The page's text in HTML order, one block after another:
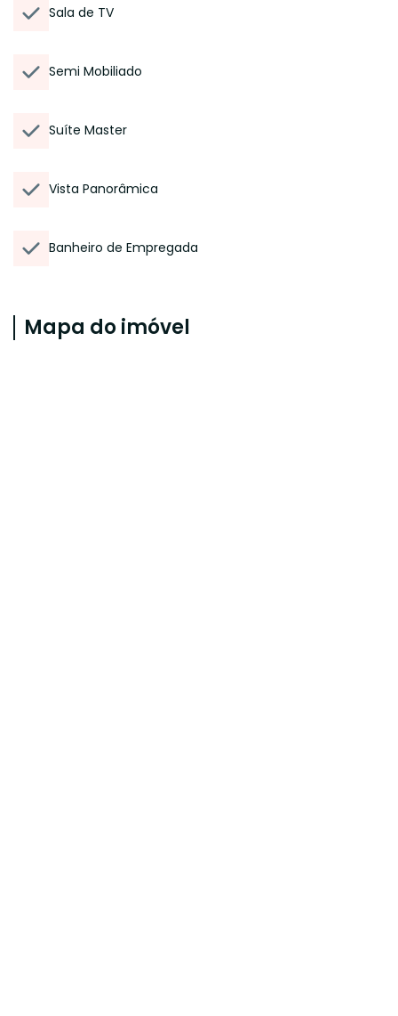
Sala de TV
Semi Mobiliado
Suíte Master
Vista Panorâmica
Banheiro de Empregada
Mapa do imóvel